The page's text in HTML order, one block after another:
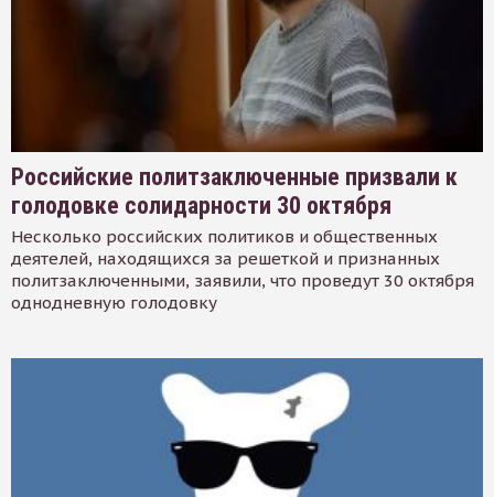
Российские политзаключенные призвали к
голодовке солидарности 30 октября
Несколько российских политиков и общественных
деятелей, находящихся за решеткой и признанных
политзаключенными, заявили, что проведут 30 октября
однодневную голодовку